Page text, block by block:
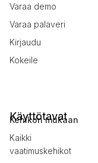
Varaa demo
Varaa palaveri
Kirjaudu
Kokeile
Käyttötavat
Kehikon mukaan
Kaikki
vaatimuskehikot